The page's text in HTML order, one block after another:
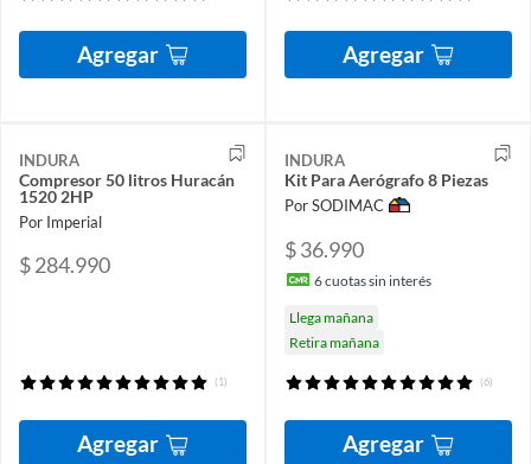
Agregar Agregar
INDURA
Compresor 50 litros Huracán
1520 2HP
Por Imperial
$ 284.990
(1)
Agregar
INDURA
Kit Para Aerógrafo 8 Piezas
Por SODIMAC
$ 36.990
6cuotas sin interés
Llega mañana
Retira mañana
(6)
Agregar